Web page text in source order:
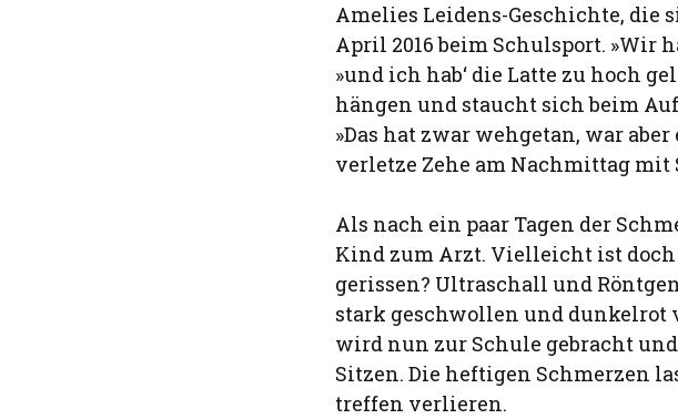
Amelies Leidens-Geschichte, die
April 2016 beim Schulsport. »Wir
»und ich hab‘ die Latte zu hoch
hängen und staucht sich beim
»Das hat zwar wehgetan, war
verletze Zehe am Nachmittag mit
Als nach ein paar Tagen der
Kind zum Arzt. Vielleicht ist doch
gerissen? Ultraschall und
stark geschwollen und
wird nun zur Schule gebracht
Sitzen. Die heftigen Schmerzen
treffen verlieren.